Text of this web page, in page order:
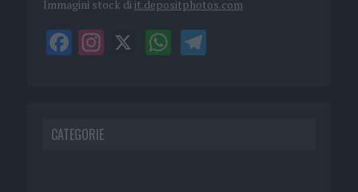
Immagini stock di it.depositphotos.com
CATEGORIE